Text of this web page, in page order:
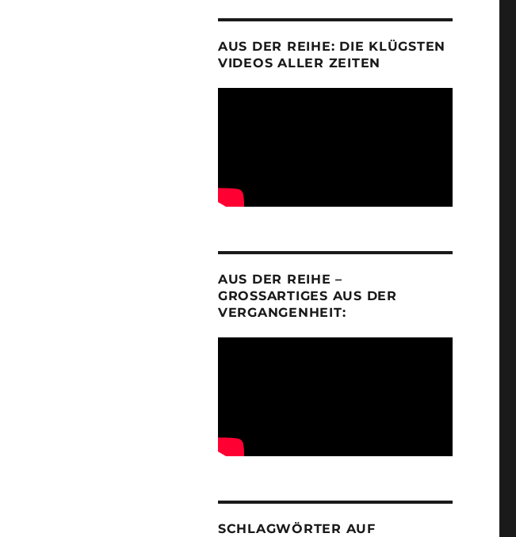
AUS DER REIHE: DIE KLÜGSTEN
VIDEOS ALLER ZEITEN
AUS DER REIHE –
GROSSARTIGES AUS DER V
ERGANGENHEIT:
SCHLAGWÖRTER AUF